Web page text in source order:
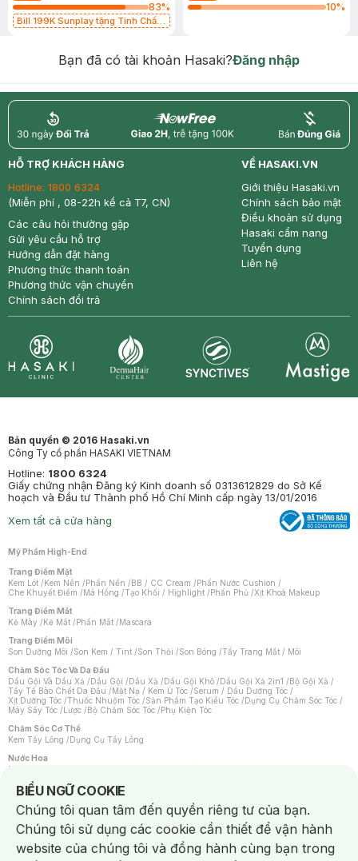
83%
Bill 199K Sunplay tặng Tinh Chất
10%
Bạn đã có tài khoản Hasaki?Đăng nhập
return nowfree price
HỖ TRỢ KHÁCH HÀNG
Hotline: 1800 6324
(Miễn phí , 08-22h kể cả T7, CN)
Các câu hỏi thường gặp
Gửi yêu cầu hỗ trợ
Hướng dẫn đặt hàng
Phương thức thanh toán
Phương thức vận chuyển
Chính sách đổi trả
VỀ HASAKI.VN
Giới thiệu Hasaki.vn
Chính sách bảo mật
Điều khoản sử dụng
Hasaki cẩm nang
Tuyển dụng
Liên hệ
Bản quyền © 2016 Hasaki.vn
Công Ty cổ phần HASAKI VIETNAM
Hotline: 1800 6324
Giấy chứng nhận Đăng ký Kinh doanh số 0313612829 do Sở Kế
hoạch và Đầu tư Thành phố Hồ Chí Minh cấp ngày 13/01/2016
Xem tất cả cửa hàng
Mỹ Phẩm High-End
Trang Điểm Mặt
Kem Lót /Kem Nền /Phấn Nền /BB / CC Cream /Phấn Nước Cushion /
Che Khuyết Điểm /Má Hồng /Tạo Khối / Highlight /Phấn Phủ /Xịt Khoá Makeup
Trang Điểm Mắt
Kẻ Mày /Kẻ Mắt /Phấn Mắt /Mascara
Trang Điểm Môi
Son Dưỡng Môi /Son Kem / Tint /Son Thỏi /Son Bóng /Tẩy Trang Mắt / Môi
Chăm Sóc Tóc Và Da Đầu
Dầu Gội Và Dầu Xả /Dầu Gội /Dầu Xả /Dầu Gội Khô /Dầu Gội Xả 2in1 /Bộ Gội Xả /
Tẩy Tế Bào Chết Da Đầu /Mặt Nạ / Kem Ủ Tóc /Serum / Dầu Dưỡng Tóc /
Xịt Dưỡng Tóc /Thuốc Nhuộm Tóc /Sản Phẩm Tạo Kiểu Tóc /Dụng Cụ Chăm Sóc Tóc /
Máy Sấy Tóc /Lược /Bộ Chăm Sóc Tóc /Phụ Kiện Tóc
Chăm Sóc Cơ Thể
Kem Tẩy Lông /Dụng Cụ Tẩy Lông
Nước Hoa
Nước Hoa Nữ
Chăm Sóc Cá Nhân
Chống Muỗi /Khẩu Trang /Máy Massage/Mặt Nạ Xông Hơi /Nước Rửa Tay/
Sản Phẩm Chăm Sóc Khác /Bàn Chải Đánh Răng /Bàn Chải Điện/
Hỗ Trợ Trắng Răng/Kem Đánh Răng /Máy Tăm Nước/ Nước Súc Miệng/
Tăm / Chỉ Nha Khoa/ Xịt Thơm Miệng / Dung Dịch Vệ Sinh/Dưỡng Vùng Kín/
Khăn Ướt Vệ Sinh Vùng Kín/Băng Vệ Sinh/Tampon/Bọt Cạo Râu /Dao Cạo Râu/
Máy Cạo Râu
BIỂU NGỮ COOKIE
Notice about cookies usage
Chúng tôi quan tâm đến quyền riêng tư của bạn.
Chúng tôi sử dụng các cookie cần thiết để vận hành
website của chúng tôi và đồng hành cùng bạn trong